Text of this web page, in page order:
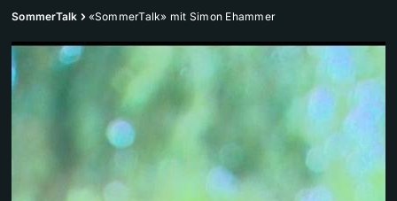
SommerTalk «SommerTalk» mit Simon Ehammer